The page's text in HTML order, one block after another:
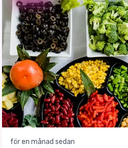
för en månad sedan